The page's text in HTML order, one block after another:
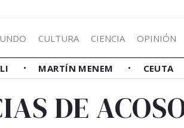
CULTURA CIENCIA OPINIÓN
MARTÍN MENEM CEUTA
DE